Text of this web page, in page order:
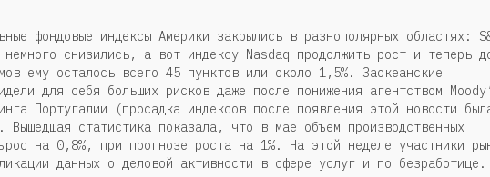
фондовые индексы Америки закрылись в разнополярных областях:
снизились, а вот индексу Nasdaq продолжить рост и теперь
ему осталось всего 45 пунктов или около 1,5%. Заокеанские
для себя больших рисков даже после понижения агентством
Португалии (просадка индексов после появления этой новости
Вышедшая статистика показала, что в мае объем производственных
на 0,8%, при прогнозе роста на 1%. На этой неделе участники
данных о деловой активности в сфере услуг и по безработице.